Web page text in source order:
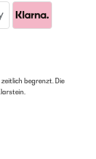
begrenzt. Die